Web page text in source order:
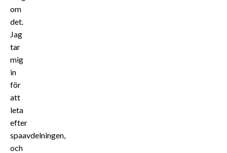
om
det.
Jag
tar
mig
in
för
att
leta
efter
spaavdelningen,
och